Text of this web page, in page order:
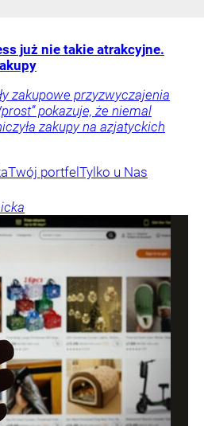
już nie takie atrakcyjne.
zakupowe przyzwyczajenia
pokazuje, że niemal
zakupy na azjatyckich
Twój portfel Tylko u Nas